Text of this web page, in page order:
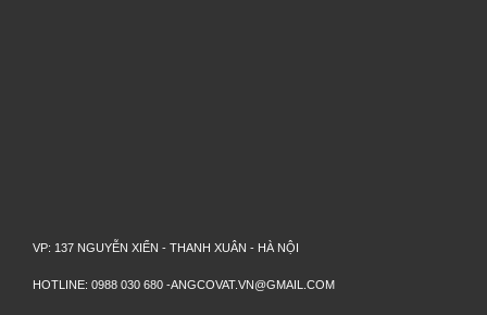
VP: 137 NGUYỄN XIỂN - THANH XUÂN - HÀ NỘI
HOTLINE: 0988 030 680 -ANGCOVAT.VN@GMAIL.COM